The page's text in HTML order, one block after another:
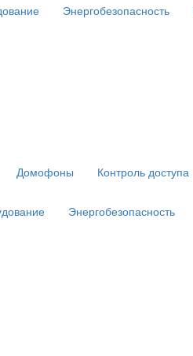
Энергобезопасность
Домофоны Контроль доступа
Энергобезопасность